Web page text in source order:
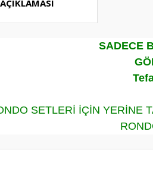
SADECE
SETLERİ İÇİN YERİNE